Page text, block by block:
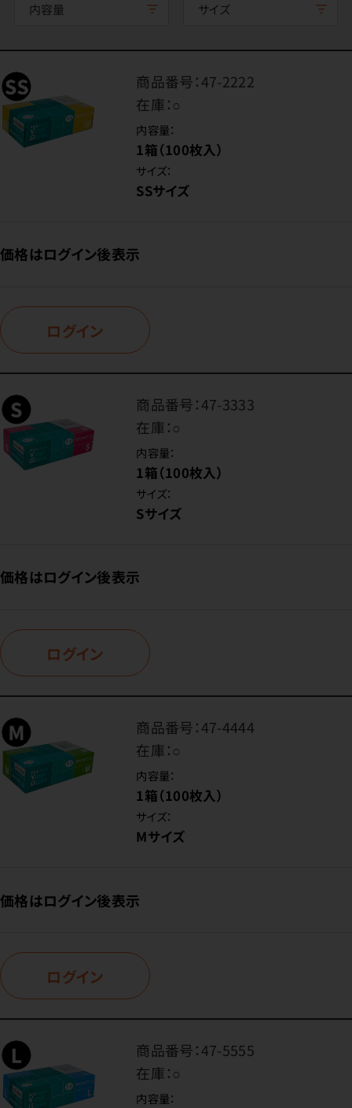
内容量 サイズ
商品番号：47-2222
在庫：○
内容量：
1箱（100枚入）
サイズ：
SSサイズ
価格はログイン後表示
ログイン
商品番号：47-3333
在庫：○
内容量：
1箱（100枚入）
サイズ：
Sサイズ
価格はログイン後表示
ログイン
商品番号：47-4444
在庫：○
内容量：
1箱（100枚入）
サイズ：
Mサイズ
価格はログイン後表示
ログイン
商品番号：47-5555
在庫：○
内容量：